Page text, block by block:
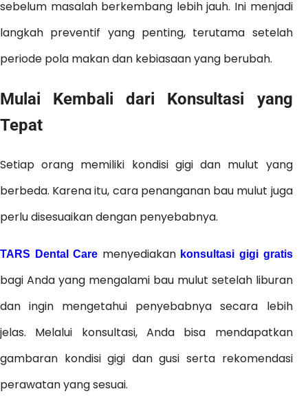
sebelum masalah berkembang lebih jauh. Ini menjadi
langkah preventif yang penting, terutama setelah
periode pola makan dan kebiasaan yang berubah.
Mulai Kembali dari Konsultasi yang
Tepat
Setiap orang memiliki kondisi gigi dan mulut yang
berbeda. Karena itu, cara penanganan bau mulut juga
perlu disesuaikan dengan penyebabnya.
TARS Dental Care menyediakan konsultasi gigi gratis
bagi Anda yang mengalami bau mulut setelah liburan
dan ingin mengetahui penyebabnya secara lebih
jelas. Melalui konsultasi, Anda bisa mendapatkan
gambaran kondisi gigi dan gusi serta rekomendasi
perawatan yang sesuai.